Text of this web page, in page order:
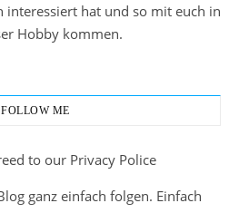
interessiert hat und so mit euch in
Hobby kommen.
FOLLOW ME
to our Privacy Police
ganz einfach folgen. Einfach